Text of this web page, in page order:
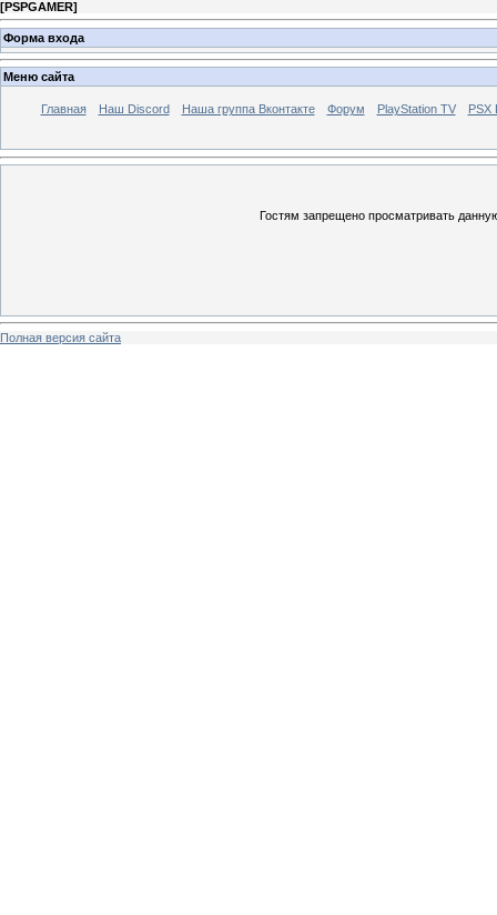
[PSPGAMER]
Форма входа
Меню сайта
Главная Наш Discord Наша группа Вконтакте Форум PlayStation TV PSX
Гостям запрещено просматривать
Полная версия сайта